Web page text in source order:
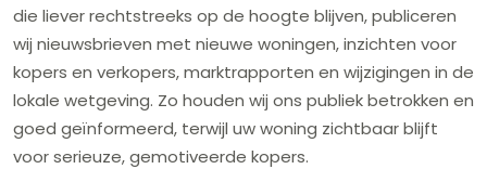
die liever rechtstreeks op de hoogte blijven, publiceren
wij nieuwsbrieven met nieuwe woningen, inzichten voor
kopers en verkopers, marktrapporten en wijzigingen in de
lokale wetgeving. Zo houden wij ons publiek betrokken en
goed geïnformeerd, terwijl uw woning zichtbaar blijft
voor serieuze, gemotiveerde kopers.